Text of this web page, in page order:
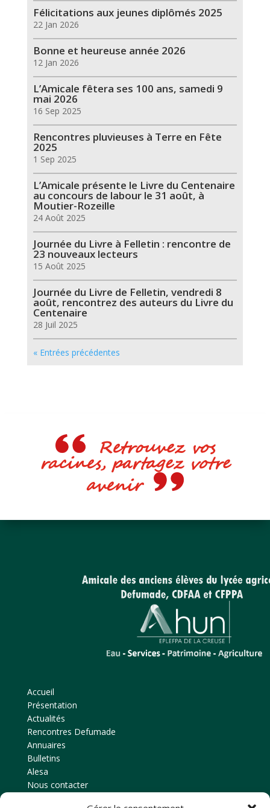
Félicitations aux jeunes diplômés 2025
22 Jan 2026
Bonne et heureuse année 2026
12 Jan 2026
L’Amicale fêtera ses 100 ans, samedi 9
mai 2026
16 Sep 2025
Rencontres pluvieuses à Terre en Fête
2025
1 Sep 2025
L’Amicale présente le Livre du Centenaire
au concours de labour le 31 août, à
Moutier-Rozeille
24 Août 2025
Journée du Livre à Felletin : rencontre de
23 nouveaux lecteurs
15 Août 2025
Journée du Livre de Felletin, vendredi 8
août, rencontrez des auteurs du Livre du
Centenaire
28 Juil 2025
« Entrées précédentes
Retrouvez vos
racines, partagez votre
avenir
Accueil
Présentation
Actualités
Rencontres Defumade
Annuaires
Bulletins
Alesa
Nous contacter